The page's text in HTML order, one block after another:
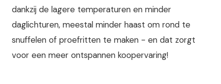
dankzij de lagere temperaturen en minder
daglichturen, meestal minder haast om rond te
snuffelen of proefritten te maken - en dat zorgt
voor een meer ontspannen koopervaring!